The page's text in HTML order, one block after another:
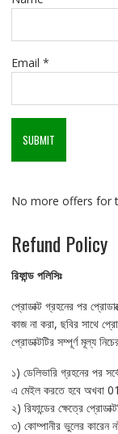
Email *
No more offers for
Refund Policy
রিফান্ড পলিসিঃ
প্রোডাক্ট গ্রহনের পর
কাজ না করা, ছবির সাথে
প্রোডাক্টটির সম্পূর্ণ মূল্য
১) ডেলিভারি গ্রহনের পর
এ মেইল করতে হবে অখবা
২) রিফান্ডের ক্ষেত্রে
৩) কোম্পানীর ভুলের কারেন